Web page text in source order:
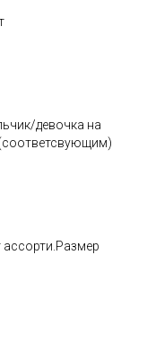
девочка на